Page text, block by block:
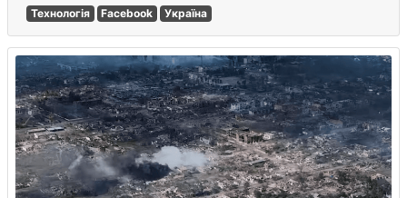
Технологія Facebook Україна